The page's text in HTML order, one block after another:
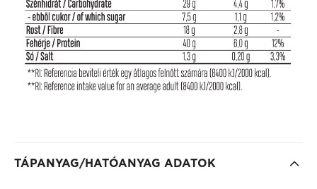
TÁPANYAG/HATÓANYAG ADATOK